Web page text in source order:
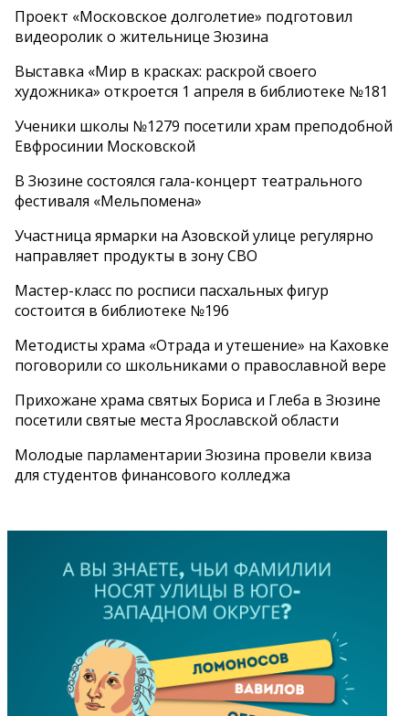
Проект «Московское долголетие» подготовил
видеоролик о жительнице Зюзина
Выставка «Мир в красках: раскрой своего
художника» откроется 1 апреля в библиотеке №181
Ученики школы №1279 посетили храм преподобной
Евфросинии Московской
В Зюзине состоялся гала-концерт театрального
фестиваля «Мельпомена»
Участница ярмарки на Азовской улице регулярно
направляет продукты в зону СВО
Мастер-класс по росписи пасхальных фигур
состоится в библиотеке №196
Методисты храма «Отрада и утешение» на Каховке
поговорили со школьниками о православной вере
Прихожане храма святых Бориса и Глеба в Зюзине
посетили святые места Ярославской области
Молодые парламентарии Зюзина провели квиза
для студентов финансового колледжа